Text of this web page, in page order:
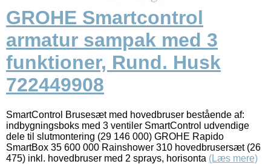
GROHE Smartcontrol
armatur sampak med 3
funktioner, Rund. Husk
722449908
SmartControl Brusesæt med hovedbruser bestående af:
indbygningsboks med 3 ventiler SmartControl udvendige
dele til slutmontering (29 146 000) GROHE Rapido
SmartBox 35 600 000 Rainshower 310 hovedbrusersæt (26
475) inkl. hovedbruser med 2 sprays, horisonta (Læs mere)